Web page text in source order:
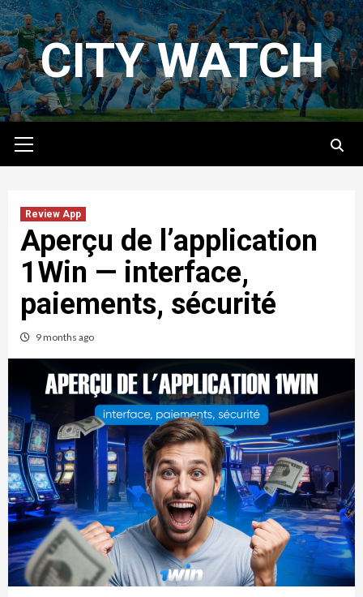
Skip
to
contentCITY WATCH
Menu
Review App
Aperçu de l’application
1Win — interface,
paiements, sécurité
9 months ago